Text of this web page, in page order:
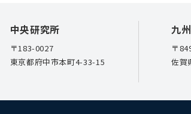
中央研究所
〒183-0027
東京都府中市本町4-33-15
九
〒
佐賀